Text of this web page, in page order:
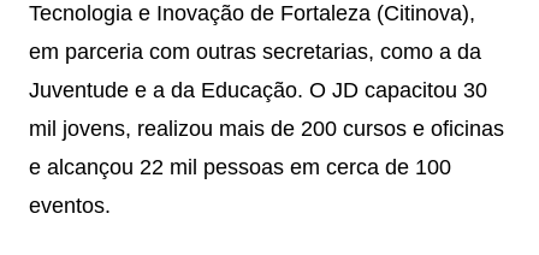
Tecnologia e Inovação de Fortaleza (Citinova),
em parceria com outras secretarias, como a da
Juventude e a da Educação. O JD capacitou 30
mil jovens, realizou mais de 200 cursos e oficinas
e alcançou 22 mil pessoas em cerca de 100
eventos.